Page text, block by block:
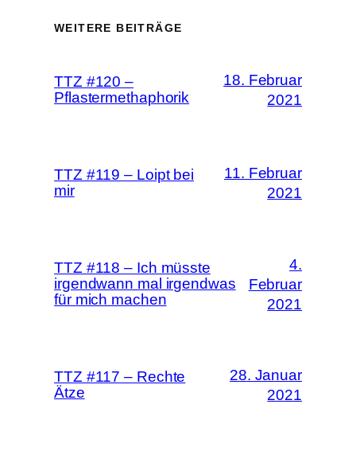
WEITERE BEITRÄGE
TTZ #120 –
Pflastermethaphorik
18. Februar
2021
TTZ #119 – Loipt bei
mir
11. Februar
2021
TTZ #118 – Ich müsste
irgendwann mal irgendwas
für mich machen
4.
Februar
2021
TTZ #117 – Rechte
Ätze
28. Januar
2021